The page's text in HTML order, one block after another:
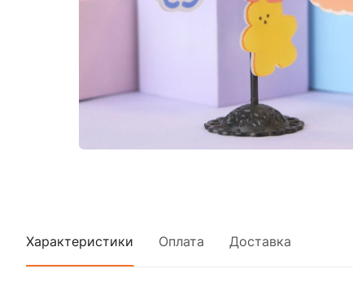
Характеристики Оплата Доставка